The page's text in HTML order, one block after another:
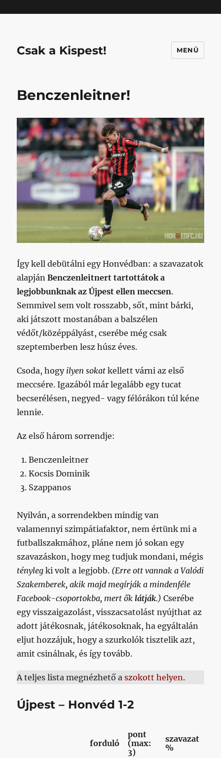
Csak a Kispest! MENÜ
Benczenleitner!
Így kell debütálni egy Honvédban: a szavazatok
alapjánBenczenleitnert tartottátok a
legjobbunknak az Újpest ellen meccsen.
Semmivel sem volt rosszabb, sőt, mint bárki,
aki játszott mostanában a balszélen
védőt/középpályást, cserébe még csak
szeptemberben lesz húsz éves.
Csoda, hogy ilyen sokat kellett várni az első
meccsére. Igazából már legalább egy tucat
becserélésen, negyed- vagy félórákon túl kéne
lennie.
Az első három sorrendje:
Benczenleitner
Kocsis Dominik
Szappanos
Nyilván, a sorrendekben mindig van
valamennyi szimpátiafaktor, nem értünk mi a
futballszakmához, pláne nem jó sokan egy
szavazáskon, hogy meg tudjuk mondani, mégis
tényleg ki volt a legjobb. (Erre ott vannak a Valódi
Szakemberek, akik majd megírják a mindenféle
Facebook-csoportokba, mert ők látják.) Cserébe
egy visszaigazolást, visszacsatolást nyújthat az
adott játékosnak, játékosoknak, ha egyáltalán
eljut hozzájuk, hogy a szurkolók tisztelik azt,
amit csinálnak, és így tovább.
A teljes lista megnézhető aszokott helyen.
Újpest – Honvéd 1-2
forduló
pont
(max:
3)
szavazat
%